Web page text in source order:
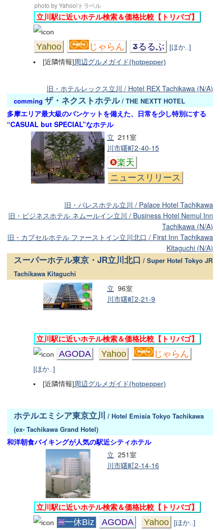
photo by Yahoo!トラベル
立川駅に近いホテル検索＆価格比較【トリバゴ】
Yahoo じゃらん るるぶ
[ほか..]
[近隣情報]周辺グルメガイド(hotpepper)
旧・ホテルレックス立川 / Hotel REX Tachikawa (N/A)
comming ザ・ネクストホテル/ THE NEXTT HOTEL
多摩エリア最大級のバンケットを備えた、日常を少し特別にする
“CASUAL but SPECIAL”なホテル
211室
立
川市曙町2-40-15
楽天
ニュースリリース
旧・パレスホテル立川 / Palace Hotel Tachikawa
旧・ビジネスホテル ネムールイン立川 / Business Hotel Nemul Inn
Tachikawa (N/A)
旧・カプセルホテル ファーストイン立川北口 / First Inn Tachikawa
Kitaguchi (N/A)
スーパーホテル東京・JR立川北口 / Super Hotel Tokyo JR
Tachikawa Kitaguchi
96室
立
川市曙町2-21-9
立川駅に近いホテル検索＆価格比較【トリバゴ】
AGODA Yahoo じゃらん
[ほか..]
[近隣情報]周辺グルメガイド(hotpepper)
ホテルエミシア東京立川 / Hotel Emisia Tokyo Tachikawa
(ex- Tachikawa Grand Hotel)
和洋朝食バイキングが人気の駅近シティホテル
251室
立
川市曙町2-14-16
立川駅に近いホテル検索＆価格比較【トリバゴ】
一休Biz AGODA Yahoo [ほか..]